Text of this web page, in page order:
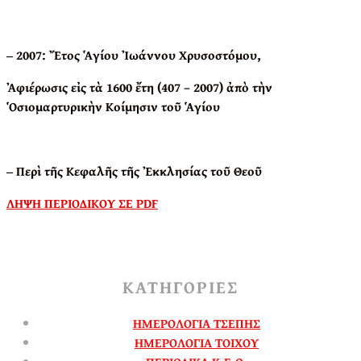
‒ 2007: Ἔτος Ἁγίου Ἰωάννου Χρυσοστόμου,
Ἀφιέρωσις εἰς τὰ 1600 ἔτη (407 – 2007) ἀπὸ τὴν
Ὁσιομαρτυρικὴν Κοίμησιν τοῦ Ἁγίου
‒ Περὶ τῆς Κεφαλῆς τῆς Ἐκκλησίας τοῦ Θεοῦ
ΛΗΨΗ ΠΕΡΙΟΔΙΚΟΥ ΣΕ PDF
ΚΑΤΗΓΟΡΙΕΣ
ΗΜΕΡΟΛΟΓΙΑ ΤΣΕΠΗΣ
ΗΜΕΡΟΛΟΓΙΑ ΤΟΙΧΟΥ